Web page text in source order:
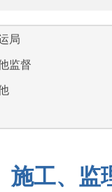
局
监督
工、监